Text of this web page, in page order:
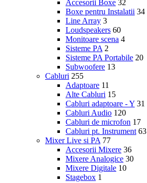
Accesorii Boxe 32
Boxe pentru Instalatii 34
Line Array 3
Loudspeakers 60
Monitoare scena 4
Sisteme PA 2
Sisteme PA Portabile 20
Subwoofere 13
Cabluri 255
Adaptoare 11
Alte Cabluri 15
Cabluri adaptoare - Y 31
Cabluri Audio 120
Cabluri de microfon 17
Cabluri pt. Instrument 63
Mixer Live si PA 77
Accesorii Mixere 36
Mixere Analogice 30
Mixere Digitale 10
Stagebox 1